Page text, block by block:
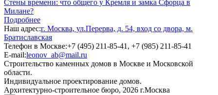
Стены времени: что общего у Кремля и замка Сфорца в
Милане?
Подробнее
Наш адрес:г. Москва, ул.Перерва, д. 54, вход со двора, м.
Братиславская
Телефон в Москве:+7 (495) 211-85-41, +7 (985) 211-85-41
E-mail:leonov_ab@mail.ru
Строительство каменных домов в Москве и Московской
области.
Индивидуальное проектирование домов.
Архитектурно-строительное бюро, 2026 г.Москва